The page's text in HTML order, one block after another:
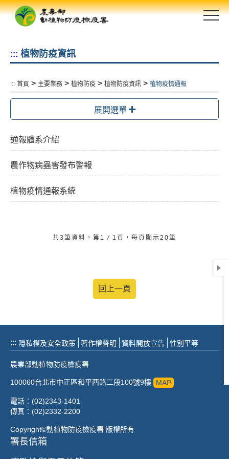
跳
::: 植物防疫資訊
::: 首頁 > 主要業務 > 植物防疫 > 植物防疫資訊 > 植物疫情通報
展開選單
通報體系介紹
農作物病蟲害發布警報
植物疫情通報系統
共3筆資料，第1 / 1頁，每頁顯示20筆
回上一頁
::: 隱私權及安全政策 著作權聲明 資料開放宣告 性別平等
農業部動植物防疫檢疫署
100060台北市中正區和平西路二段100號9樓 MAP
電話：(02)2343-1401
傳真：(02)2332-2200
Copyright©動植物防疫檢疫署 版權所有
署長信箱